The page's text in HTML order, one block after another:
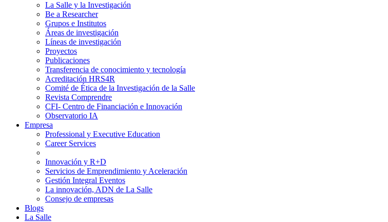
La Salle y la Investigación
Be a Researcher
Grupos e Institutos
Áreas de investigación
Líneas de investigación
Proyectos
Publicaciones
Transferencia de conocimiento y tecnología
Acreditación HRS4R
Comité de Ética de la Investigación de la Salle
Revista Comprendre
CFI- Centro de Financiación e Innovación
Observatorio IA
Empresa
Professional y Executive Education
Career Services
Innovación y R+D
Servicios de Emprendimiento y Aceleración
Gestión Integral Eventos
La innovación, ADN de La Salle
Consejo de empresas
Blogs
La Salle